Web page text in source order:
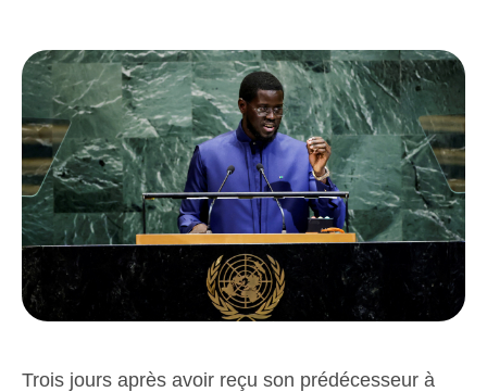
Trois jours après avoir reçu son prédécesseur à